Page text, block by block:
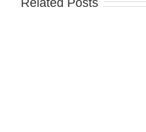
Related Posts